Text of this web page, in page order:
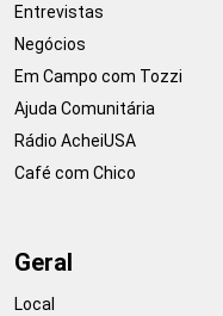
Entrevistas
Negócios
Em Campo com Tozzi
Ajuda Comunitária
Rádio AcheiUSA
Café com Chico
Geral
Local